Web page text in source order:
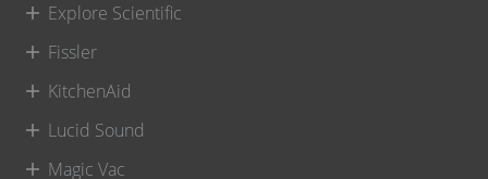
Explore Scientific
Fissler
KitchenAid
Lucid Sound
Magic Vac